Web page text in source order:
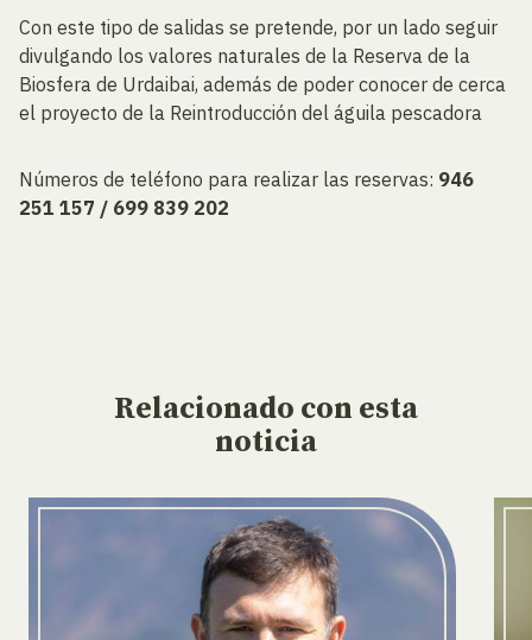
Con este tipo de salidas se pretende, por un lado seguir
divulgando los valores naturales de la Reserva de la
Biosfera de Urdaibai, además de poder conocer de cerca
el proyecto de la Reintroducción del águila pescadora
Números de teléfono para realizar las reservas: 946
251 157 / 699 839 202
Relacionado con esta
noticia